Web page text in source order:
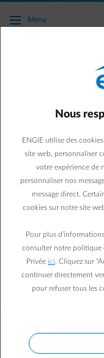
Accéder au contenu
Menu
Comment est
Acomptes, décompte
Sur cette page, nous
Nous
ENGIE utilise des
site web, personnaliser
votre expérience de
personnaliser nos
message direct.
cookies sur notre site
Pour plus
consulter notre politique
Privée ici . Cliquez sur
continuer directement
pour refuser tous les